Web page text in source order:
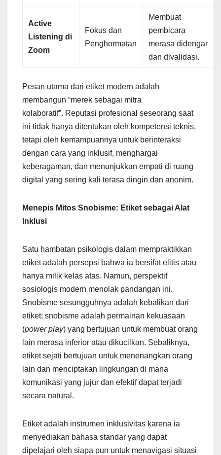
Active
Listening di
Zoom
Fokus dan
Penghormatan
Membuat
pembicara
merasa didengar
dan divalidasi.
Pesan utama dari etiket modern adalah
membangun “merek sebagai mitra
kolaboratif”. Reputasi profesional seseorang saat
ini tidak hanya ditentukan oleh kompetensi teknis,
tetapi oleh kemampuannya untuk berinteraksi
dengan cara yang inklusif, menghargai
keberagaman, dan menunjukkan empati di ruang
digital yang sering kali terasa dingin dan anonim.
Menepis Mitos Snobisme: Etiket sebagai Alat
Inklusi
Satu hambatan psikologis dalam mempraktikkan
etiket adalah persepsi bahwa ia bersifat elitis atau
hanya milik kelas atas. Namun, perspektif
sosiologis modern menolak pandangan ini.
Snobisme sesungguhnya adalah kebalikan dari
etiket; snobisme adalah permainan kekuasaan
(power play) yang bertujuan untuk membuat orang
lain merasa inferior atau dikucilkan. Sebaliknya,
etiket sejati bertujuan untuk menenangkan orang
lain dan menciptakan lingkungan di mana
komunikasi yang jujur dan efektif dapat terjadi
secara natural.
Etiket adalah instrumen inklusivitas karena ia
menyediakan bahasa standar yang dapat
dipelajari oleh siapa pun untuk menavigasi situasi